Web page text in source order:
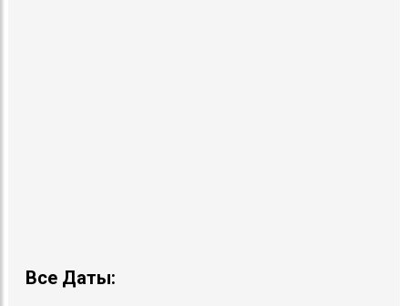
Все Даты: